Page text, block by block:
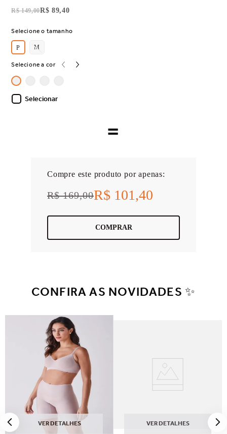
R$ 149,00R$ 89,40
Selecione o tamanho
P M
Selecione a cor
Selecionar
=
Compre este produto por apenas:
R$ 169,00R$ 101,40
COMPRAR
CONFIRA AS NOVIDADES ✨
VER DETALHES VER DETALHES